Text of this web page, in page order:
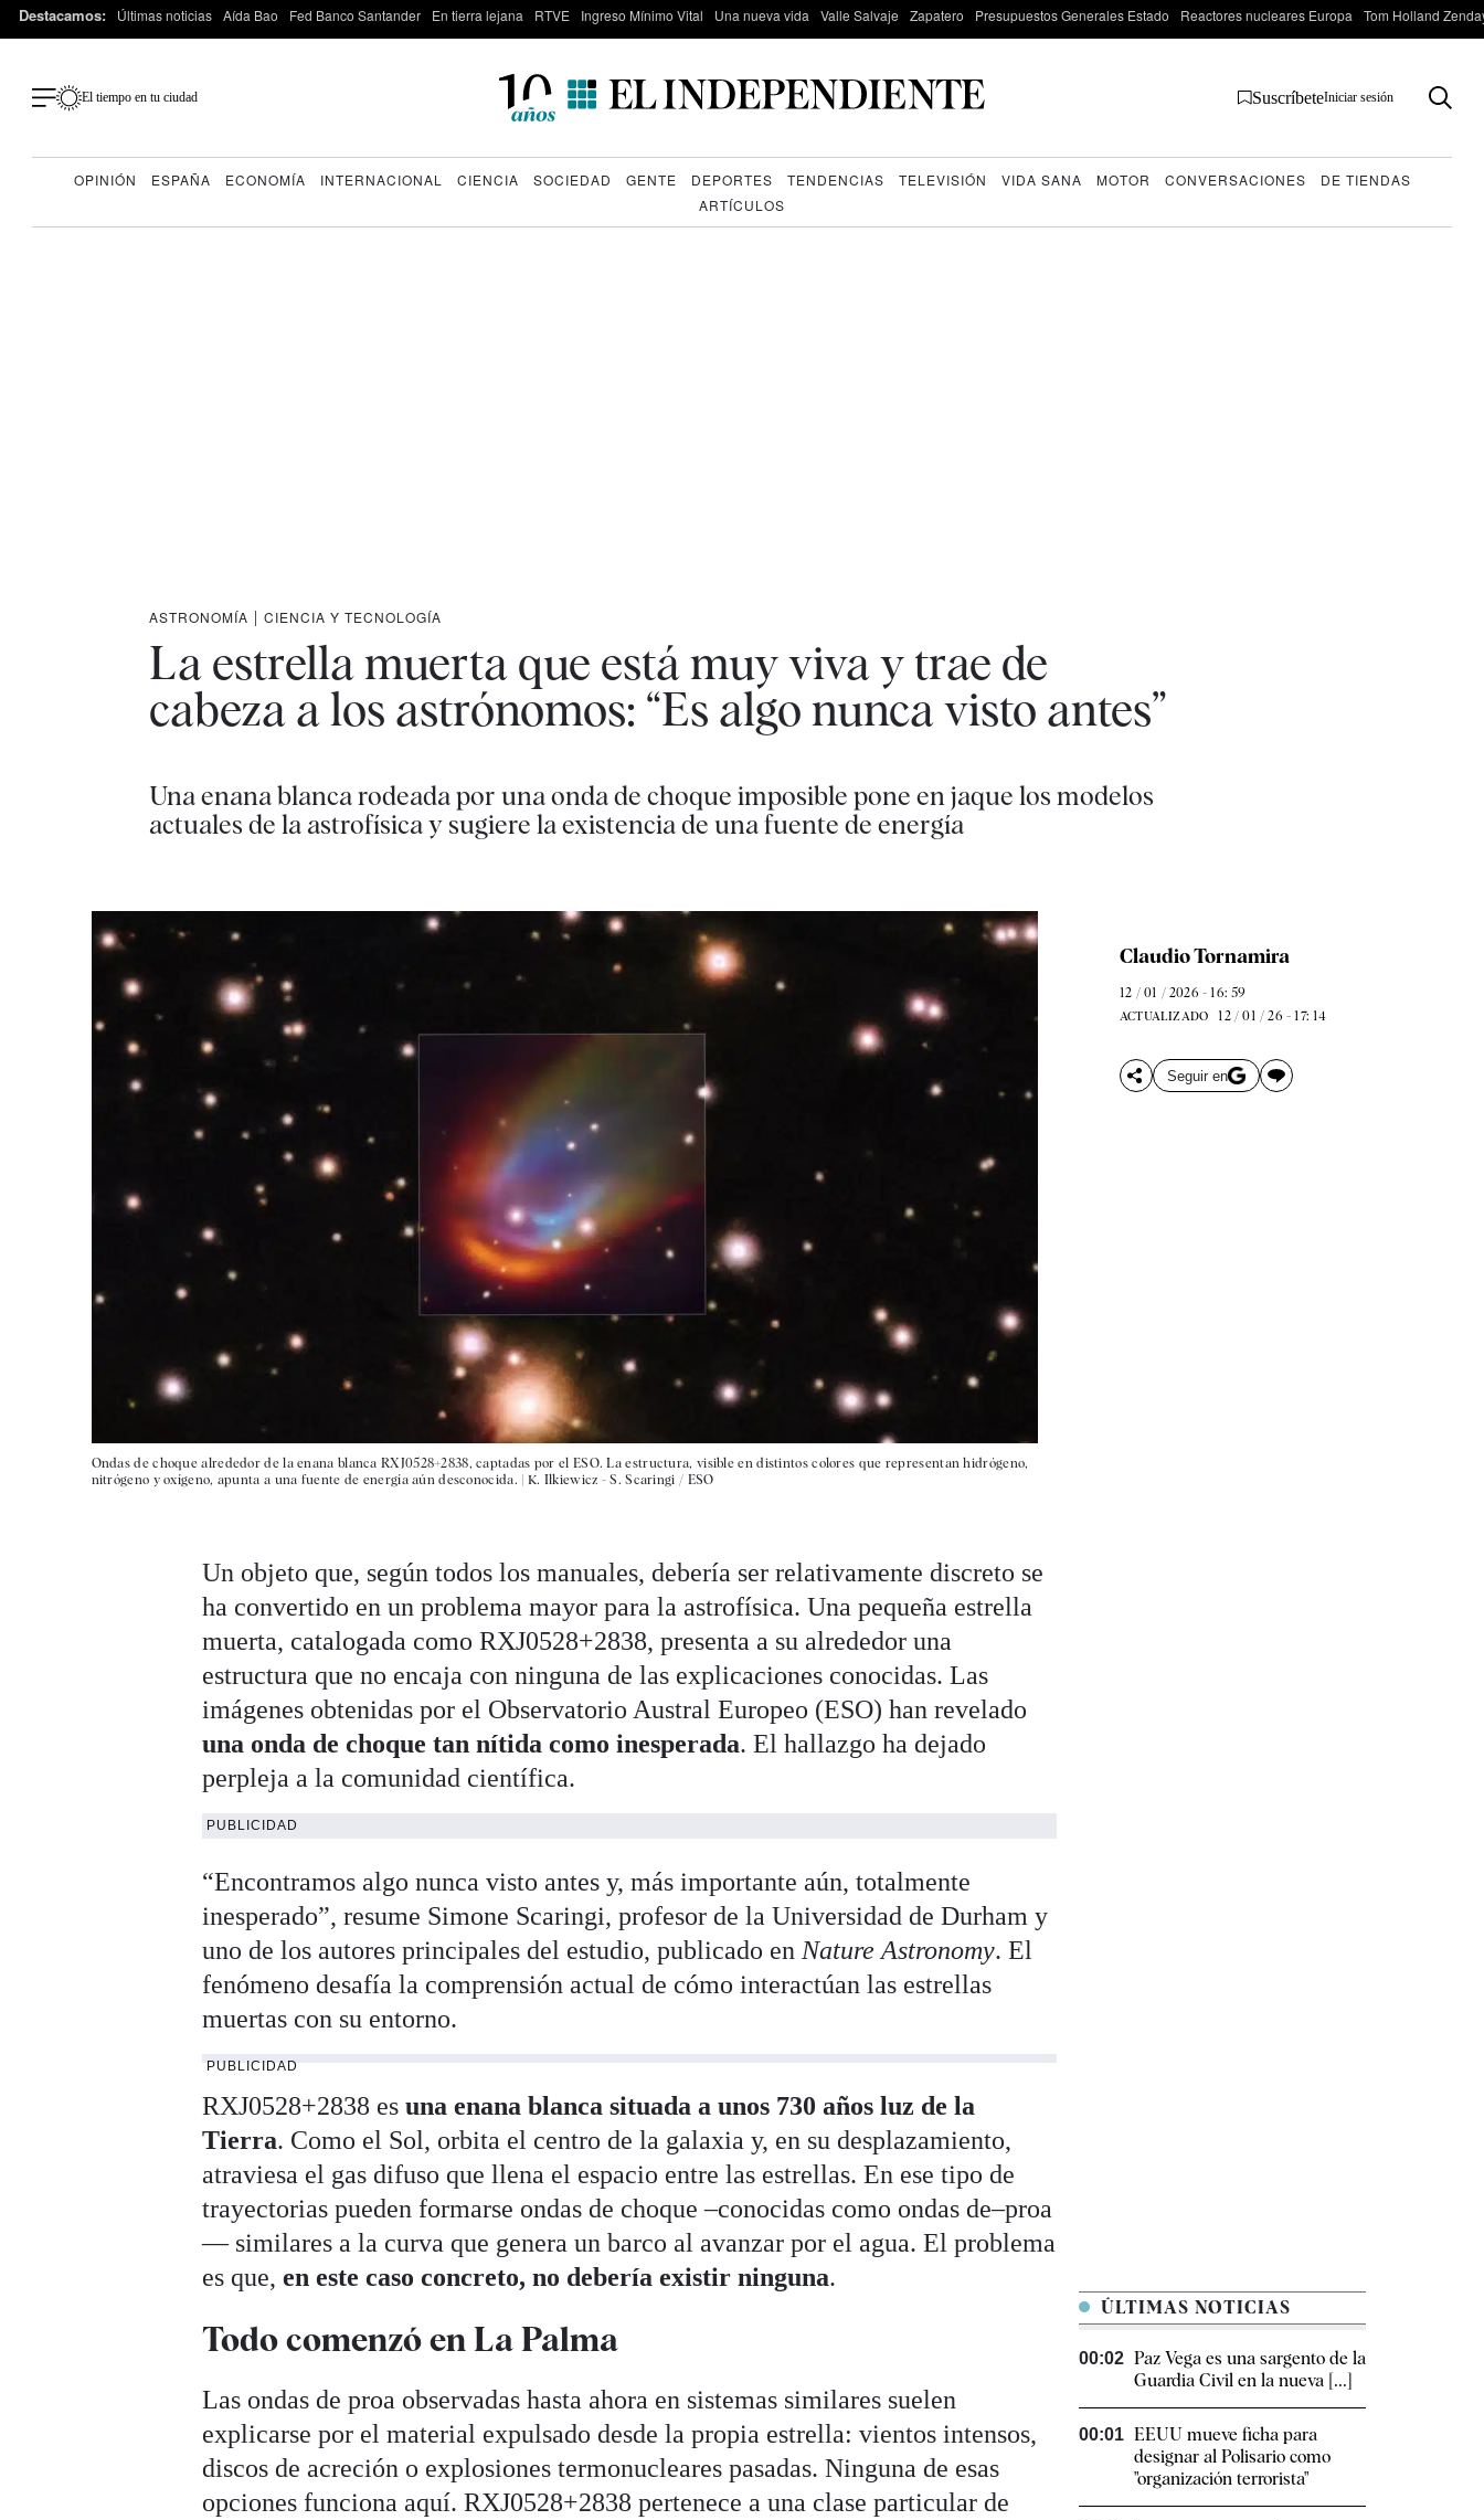
Destacamos: Últimas noticias Aída Bao Fed Banco Santander En tierra lejana RTVE Ingreso Mínimo Vital Una nueva vida Valle Salvaje Zapatero Presupuestos Generales Estado Reactores nucleares Europa Tom Holland
El tiempo en tu ciudad SuscríbeteIniciar sesión
OPINIÓN ESPAÑA ECONOMÍA INTERNACIONAL CIENCIA SOCIEDAD GENTE DEPORTES TENDENCIAS TELEVISIÓN VIDA SANA MOTOR CONVERSACIONES
DE TIENDAS
ARTÍCULOS
ASTRONOMÍA | CIENCIA Y TECNOLOGÍA
La estrella muerta que está muy viva y trae de
cabeza a los astrónomos: “Es algo nunca visto antes”
Una enana blanca rodeada por una onda de choque imposible pone en jaque los modelos
actuales de la astrofísica y sugiere la existencia de una fuente de energía
Ondas de choque alrededor de la enana blanca RXJ0528+2838, captadas por el ESO. La estructura, visible en distintos colores que representan hidrógeno,
nitrógeno y oxígeno, apunta a una fuente de energía aún desconocida. | K. Iłkiewicz - S. Scaringi / ESO
Claudio Tornamira
12 / 01 / 2026 - 16: 59
ACTUALIZADO 12 / 01 / 26 - 17: 14
Seguir en
Un objeto que, según todos los manuales, debería ser relativamente discreto se
ha convertido en un problema mayor para la astrofísica. Una pequeña estrella
muerta, catalogada como RXJ0528+2838, presenta a su alrededor una
estructura que no encaja con ninguna de las explicaciones conocidas. Las
imágenes obtenidas por el Observatorio Austral Europeo (ESO) han revelado
una onda de choque tan nítida como inesperada. El hallazgo ha dejado
perpleja a la comunidad científica.
PUBLICIDAD
“Encontramos algo nunca visto antes y, más importante aún, totalmente
inesperado”, resume Simone Scaringi, profesor de la Universidad de Durham y
uno de los autores principales del estudio, publicado en Nature Astronomy. El
fenómeno desafía la comprensión actual de cómo interactúan las estrellas
muertas con su entorno.
PUBLICIDAD
RXJ0528+2838 esuna enana blanca situada a unos 730 años luz de la
Tierra. Como el Sol, orbita el centro de la galaxia y, en su desplazamiento,
atraviesa el gas difuso que llena el espacio entre las estrellas. En ese tipo de
trayectorias pueden formarse ondas de choque –conocidas como ondas de–proa
— similares a la curva que genera un barco al avanzar por el agua. El problema
es que,en este caso concreto, no debería existir ninguna.
Todo comenzó en La Palma
Las ondas de proa observadas hasta ahora en sistemas similares suelen
explicarse por el material expulsado desde la propia estrella: vientos intensos,
discos de acreción o explosiones termonucleares pasadas. Ninguna de esas
opciones funciona aquí. RXJ0528+2838 pertenece a una clase particular de
ÚLTIMAS NOTICIAS
00:02 Paz Vega es una sargento de la
Guardia Civil en la nueva [...]
00:01 EEUU mueve ficha para
designar al Polisario como
"organización terrorista"